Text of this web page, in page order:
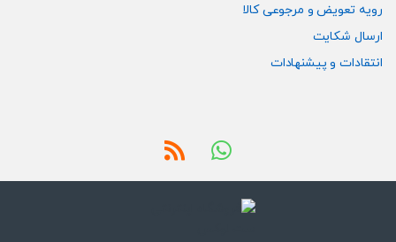
رویه تعویض و مرجوعی کالا
ارسال شکایت
انتقادات و پیشنهادات